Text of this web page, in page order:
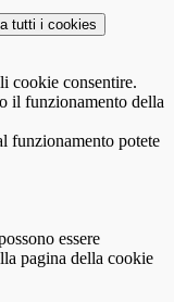
tutti i cookies
cookie consentire.
il funzionamento della
funzionamento potete
essere
pagina della cookie